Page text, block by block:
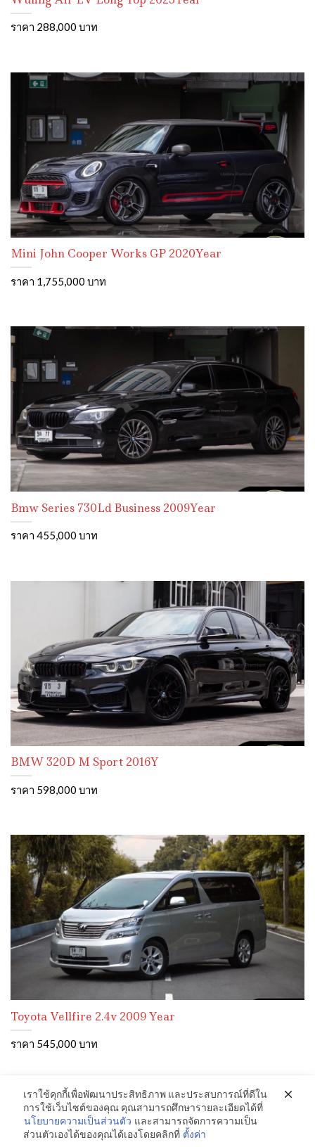
ราคา 288,000 บาท
Mini John Cooper Works GP 2020Year
ราคา 1,755,000 บาท
Bmw Series 730Ld Business 2009Year
ราคา 455,000 บาท
BMW 320D M Sport 2016Y
ราคา 598,000 บาท
Toyota Vellfire 2.4v 2009 Year
ราคา 545,000 บาท
เราใช้คุกกี้เพื่อพัฒนาประสิทธิภาพ และประสบการณ์ที่ดีใน
การใช้เว็บไซต์ของคุณ คุณสามารถศึกษารายละเอียดได้ที่
นโยบายความเป็นส่วนตัว และสามารถจัดการความเป็น
ส่วนตัวเองได้ของคุณได้เองโดยคลิกที่ ตั้งค่า